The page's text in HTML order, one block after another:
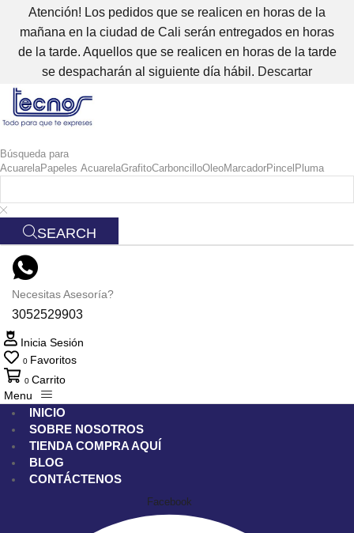
Atención! Los pedidos que se realicen en horas de la
mañana en la ciudad de Cali serán entregados en horas
de la tarde. Aquellos que se realicen en horas de la tarde
se despacharán al siguiente día hábil. Descartar
Búsqueda para
AcuarelaPapeles AcuarelaGrafitoCarboncilloOleoMarcadorPincel Pluma
SEARCH
Necesitas Asesoría?
3052529903
Inicia Sesión
0 Favoritos
0 Carrito
Menu
INICIO
SOBRE NOSOTROS
TIENDA COMPRA AQUÍ
BLOG
CONTÁCTENOS
Facebook